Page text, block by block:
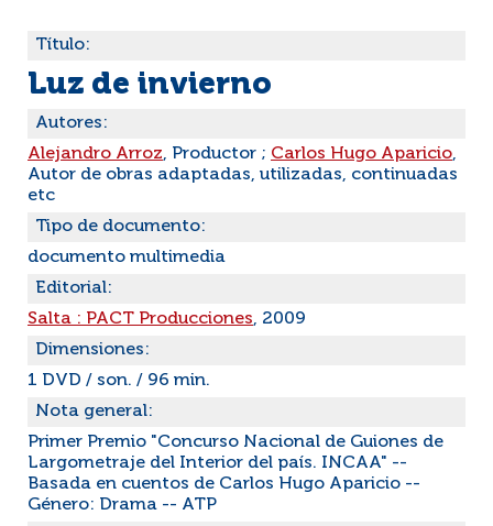
Título:
Luz de invierno
Autores:
Alejandro Arroz, Productor ; Carlos Hugo Aparicio,
Autor de obras adaptadas, utilizadas, continuadas
etc
Tipo de documento:
documento multimedia
Editorial:
Salta : PACT Producciones, 2009
Dimensiones:
1 DVD / son. / 96 min.
Nota general:
Primer Premio "Concurso Nacional de Guiones de
Largometraje del Interior del país. INCAA" --
Basada en cuentos de Carlos Hugo Aparicio --
Género: Drama -- ATP